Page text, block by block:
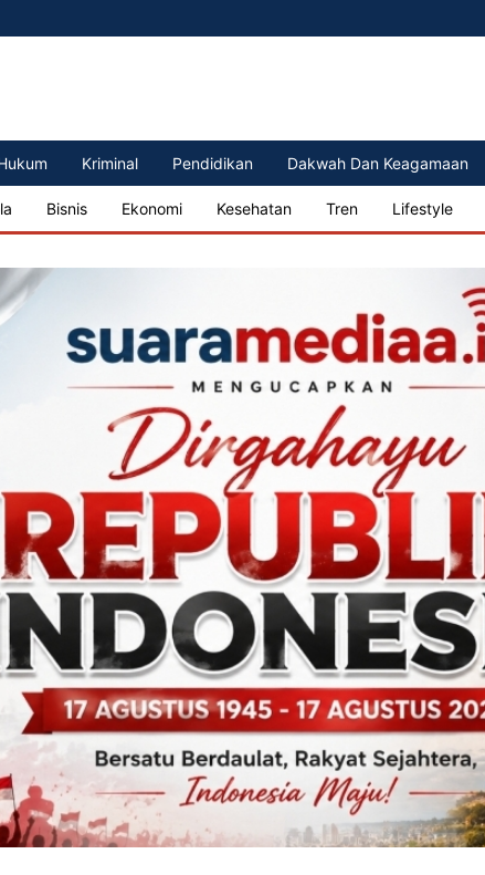
Kriminal Pendidikan Dakwah Dan Keagamaan
Bisnis Ekonomi Kesehatan Tren Lifestyle